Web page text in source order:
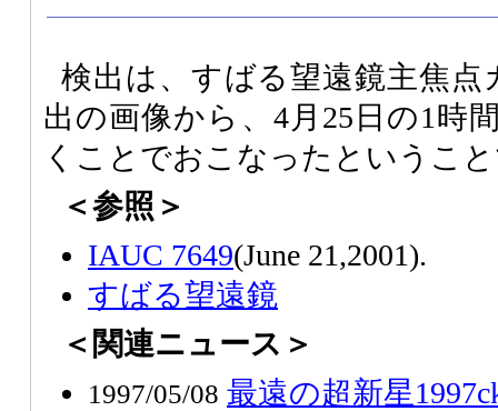
検出は、すばる望遠鏡主焦点
出の画像から、4月25日の1時
くことでおこなったというこ
＜参照＞
IAUC 7649(June 21,2001).
すばる望遠鏡
＜関連ニュース＞
1997/05/08 最遠の超新星